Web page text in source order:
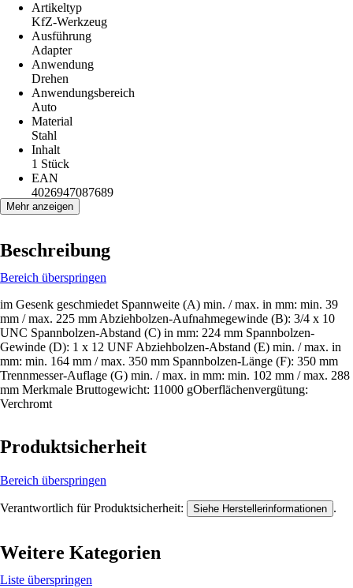
Artikeltyp
KfZ-Werkzeug
Ausführung
Adapter
Anwendung
Drehen
Anwendungsbereich
Auto
Material
Stahl
Inhalt
1 Stück
EAN
4026947087689
Mehr anzeigen
Beschreibung
Bereich überspringen
im Gesenk geschmiedet Spannweite (A) min. / max. in mm: min. 39
mm / max. 225 mm Abziehbolzen-Aufnahmegewinde (B): 3/4 x 10
UNC Spannbolzen-Abstand (C) in mm: 224 mm Spannbolzen-
Gewinde (D): 1 x 12 UNF Abziehbolzen-Abstand (E) min. / max. in
mm: min. 164 mm / max. 350 mm Spannbolzen-Länge (F): 350 mm
Trennmesser-Auflage (G) min. / max. in mm: min. 102 mm / max. 288
mm Merkmale Bruttogewicht: 11000 gOberflächenvergütung:
Verchromt
Produktsicherheit
Bereich überspringen
Verantwortlich für Produktsicherheit: Siehe Herstellerinformationen .
Weitere Kategorien
Liste überspringen